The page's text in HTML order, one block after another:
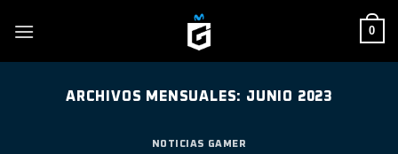
0
ARCHIVOS MENSUALES: JUNIO 2023
NOTICIAS GAMER